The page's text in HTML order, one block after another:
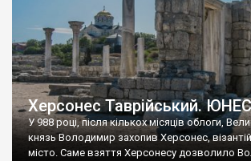
Херсонес Таврійський.
У 988 році, після кількох місяців облоги,
князь Володимир захопив Херсонес,
місто. Саме взяття Херсонесу дозволило